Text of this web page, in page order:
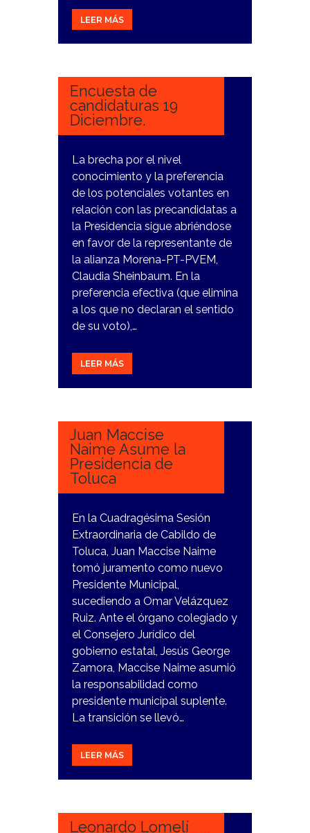
LEER MÁS
19
Encuesta de
candidaturas 19
Diciembre.
La brecha por el nivel
conocimiento y la preferencia
de los potenciales votantes en
relación con las precandidatas a
la Presidencia sigue abriéndose
en favor de la representante de
la alianza Morena-PT-PVEM,
Claudia Sheinbaum. En la
preferencia efectiva (que elimina
a los que no declaran el sentido
de su voto),…
LEER MÁS
13
Juan Maccise
Naime Asume la
Presidencia de
Toluca
En la Cuadragésima Sesión
Extraordinaria de Cabildo de
Toluca, Juan Maccise Naime
tomó juramento como nuevo
Presidente Municipal,
sucediendo a Omar Velázquez
Ruiz. Ante el órgano colegiado y
el Consejero Jurídico del
gobierno estatal, Jesús George
Zamora, Maccise Naime asumió
la responsabilidad como
presidente municipal suplente.
La transición se llevó…
LEER MÁS
30
Leonardo Lomelí